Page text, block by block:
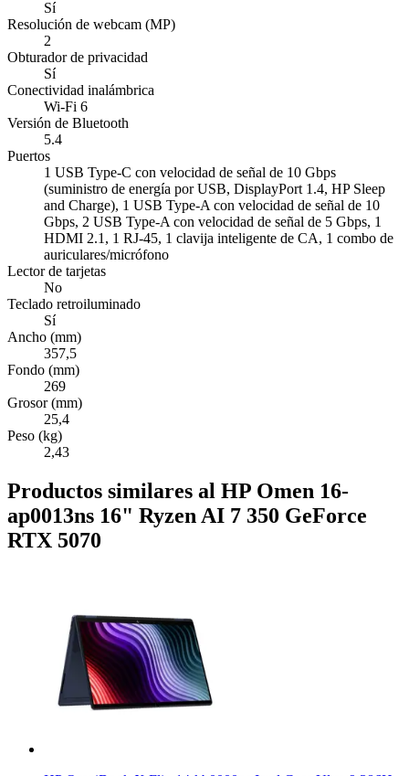
Sí
Resolución de webcam (MP)
2
Obturador de privacidad
Sí
Conectividad inalámbrica
Wi-Fi 6
Versión de Bluetooth
5.4
Puertos
1 USB Type-C con velocidad de señal de 10 Gbps
(suministro de energía por USB, DisplayPort 1.4, HP Sleep
and Charge), 1 USB Type-A con velocidad de señal de 10
Gbps, 2 USB Type-A con velocidad de señal de 5 Gbps, 1
HDMI 2.1, 1 RJ-45, 1 clavija inteligente de CA, 1 combo de
auriculares/micrófono
Lector de tarjetas
No
Teclado retroiluminado
Sí
Ancho (mm)
357,5
Fondo (mm)
269
Grosor (mm)
25,4
Peso (kg)
2,43
Productos similares al HP Omen 16-
ap0013ns 16" Ryzen AI 7 350 GeForce
RTX 5070